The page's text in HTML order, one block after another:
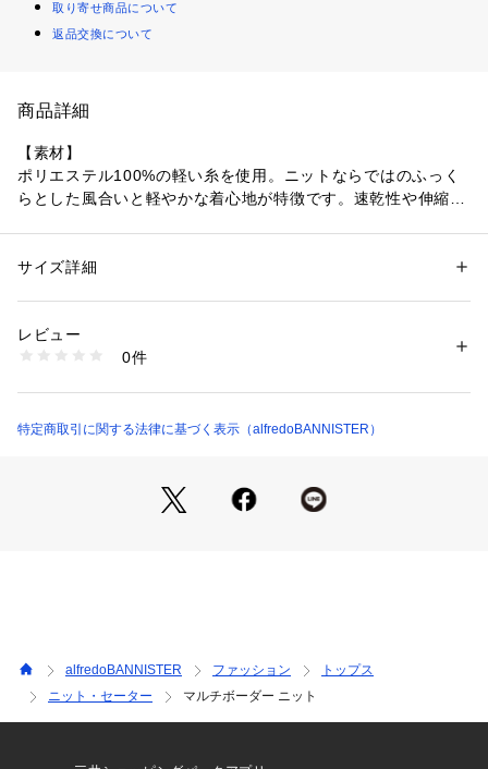
取り寄せ商品について
返品交換について
商品詳細
【素材】
ポリエステル100%の軽い糸を使用。ニットならではのふっく
らとした風合いと軽やかな着心地が特徴です。速乾性や伸縮性
【デザイン】
開。リラックス感あるサイジングを取り入れ、体に馴染むよう
な程よい生地感で着心地も抜群です。
春先のアウターやセットアップのインナーとしてTシャツ感覚
ンツはスラックスパンツで合わせたキレイめコーデからスキニ
ーパンツやデニムと合わせたカジュアルコーデと幅広くマッチ
性別：メンズ
素材：ポリエステル100%
商品番号：
71469740000 （ショップ）
サイズ詳細
レビュー
0件
特定商取引に関する法律に基づく表示（alfredoBANNISTER）
alfredoBANNISTER ファッション
トップス
ニット・セーター
マルチボーダー ニット